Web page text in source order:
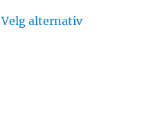
var:
Velg alternativ